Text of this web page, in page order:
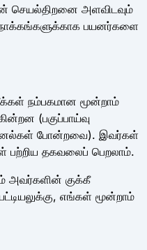
செயல்திறனை அளவிடவும்
பயனர்களை
நம்பகமான மூன்றாம்
(பகுப்பாய்வு
போன்றவை). இவர்கள்
பற்றிய தகவலைப் பெறலாம்.
அவர்களின் குக்கீ
எங்கள் மூன்றாம்